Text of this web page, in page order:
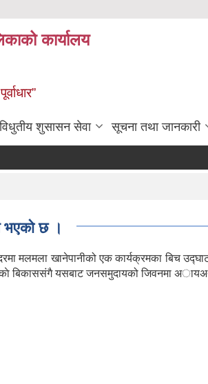
कार्यालय
विधुतीय शुसासन सेवा सूचना तथा जानकारी
भएकाे छ ।
मलमला खानेपानीको एक कार्यक्रमका बिच
बिकाससंगै यसबाट जनसमुदायको जिवनमा